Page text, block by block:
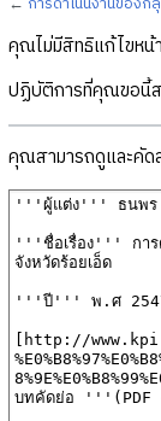
คุณไม่มีสิทธิแก้ไขหน้
ปฏิบัติการที่คุณขอนี้ส
คุณสามารถดูและคั